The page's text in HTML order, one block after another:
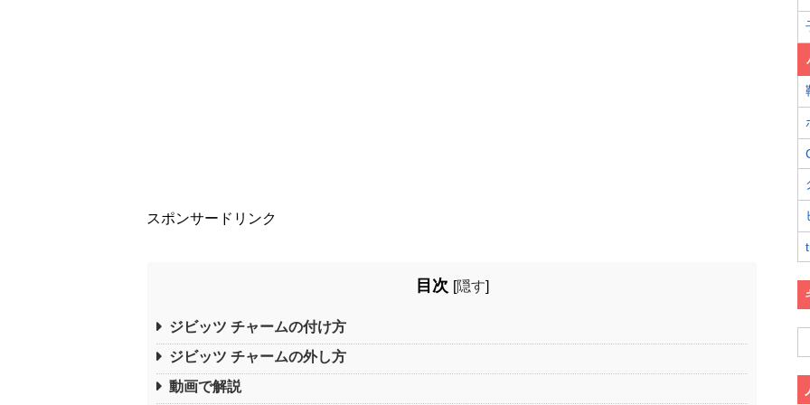
スポンサードリンク
目次 [隠す]
ジビッツ チャームの付け方
ジビッツ チャームの外し方
動画で解説